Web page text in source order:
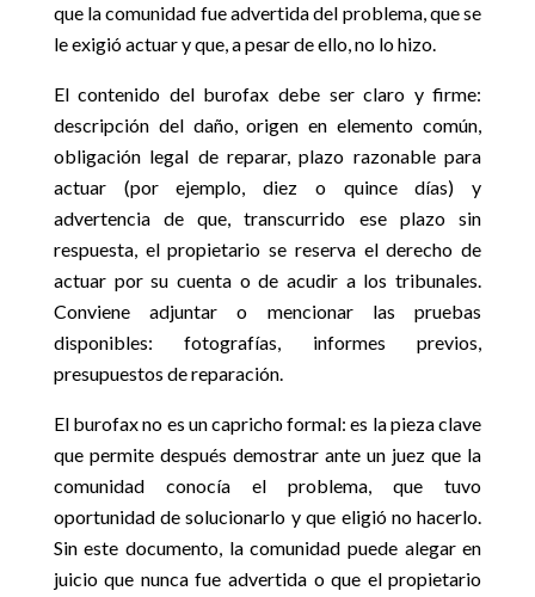
que la comunidad fue advertida del problema, que se
le exigió actuar y que, a pesar de ello, no lo hizo.
El contenido del burofax debe ser claro y firme:
descripción del daño, origen en elemento común,
obligación legal de reparar, plazo razonable para
actuar (por ejemplo, diez o quince días) y
advertencia de que, transcurrido ese plazo sin
respuesta, el propietario se reserva el derecho de
actuar por su cuenta o de acudir a los tribunales.
Conviene adjuntar o mencionar las pruebas
disponibles: fotografías, informes previos,
presupuestos de reparación.
El burofax no es un capricho formal: es la pieza clave
que permite después demostrar ante un juez que la
comunidad conocía el problema, que tuvo
oportunidad de solucionarlo y que eligió no hacerlo.
Sin este documento, la comunidad puede alegar en
juicio que nunca fue advertida o que el propietario